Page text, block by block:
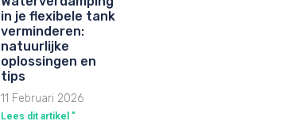
in je flexibele tank
verminderen:
natuurlijke
oplossingen en
tips
11 Februari 2026
Lees dit artikel "